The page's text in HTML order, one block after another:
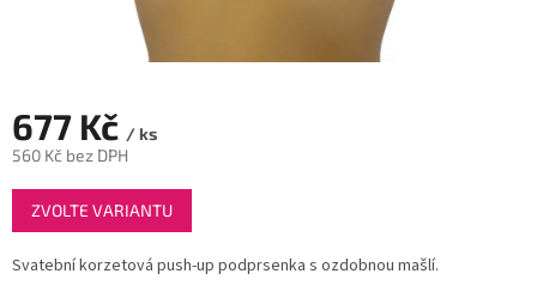
677 Kč / ks
560 Kč bez DPH
Měrná
cena:
ZVOLTE VARIANTU
Svatební korzetová push-up podprsenka s ozdobnou mašlí.